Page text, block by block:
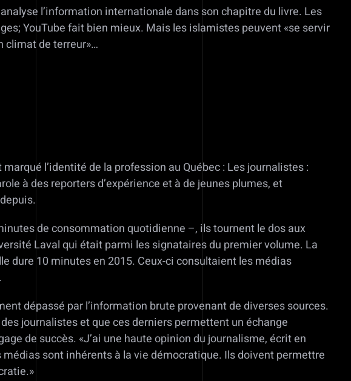
l’information internationale dans son chapitre du livre. Les
YouTube fait bien mieux. Mais les islamistes peuvent «se servir
climat de terreur»…
l’identité de la profession au Québec : Les journalistes :
à des reporters d’expérience et à de jeunes plumes, et
de consommation quotidienne –, ils tournent le dos aux
Laval qui était parmi les signataires du premier volume. La
dure 10 minutes en 2015. Ceux-ci consultaient les médias
dépassé par l’information brute provenant de diverses sources.
journalistes et que ces derniers permettent un échange
de succès. «J’ai une haute opinion du journalisme, écrit en
sont inhérents à la vie démocratique. Ils doivent permettre